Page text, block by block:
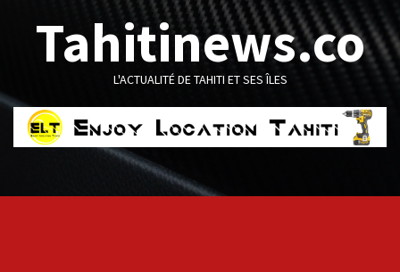
Tahitinews.co
L'ACTUALITÉ DE TAHITI ET SES ÎLES